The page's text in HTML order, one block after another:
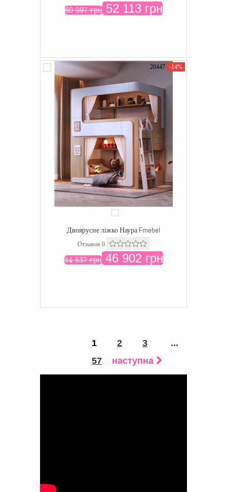
60 597 грн52 113 грн
20447 -14%
Двоярусне ліжко Наура Fmebel
Отзывов 0
54 537 грн46 902 грн
1 2 3
...
57
наступна